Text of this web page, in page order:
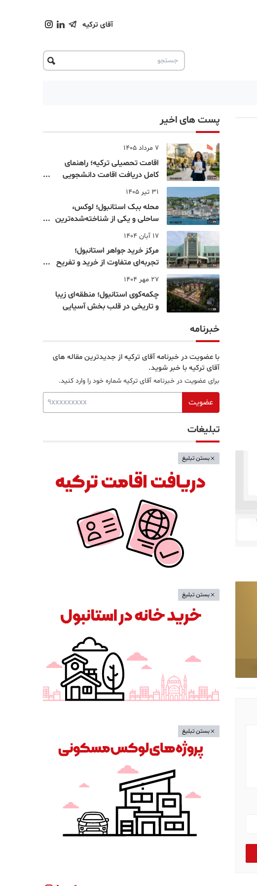
آقای ترکیه
پست های اخیر
7 مرداد 1405
اقامت تحصیلی ترکیه؛ راهنمای
کامل دریافت اقامت دانشجویی
ترکیه در سال ۲۰۲۶
31 تیر 1405
محله ببک استانبول؛ لوکس،
ساحلی و یکی از شناخته‌شده‌ترین
نقاط بسفر
17 آبان 1404
مرکز خرید جواهر استانبول؛
تجربه‌ای متفاوت از خرید و تفریح
در قلب استانبول
27 مهر 1404
چکمه‌کوی استانبول؛ منطقه‌ای زیبا
و تاریخی در قلب بخش آسیایی
خبرنامه
با عضویت در خبرنامه آقای ترکیه از جدیدترین مقاله های
آقای ترکیه با خبر شوید.
برای عضویت در خبرنامه آقای ترکیه شماره خود را وارد کنید.
عضویت
تبلیغات
بستن تبلیغ
بستن تبلیغ
بستن تبلیغ